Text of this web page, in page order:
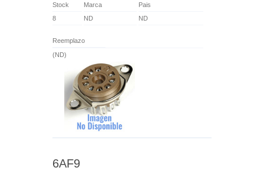
Stock Marca
Pais
8
ND ND
Reemplazo
(ND)
6AF9